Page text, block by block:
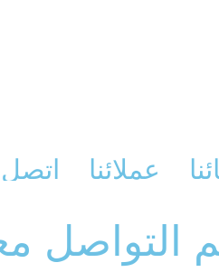
اتصل عملائنا